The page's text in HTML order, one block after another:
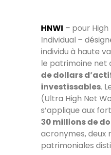
HNWI – pour
Individual –
individu à haute
le patrimoine net
de dollars
investissables.
(Ultra High Net
s’applique aux
30 millions de
acronymes, deux
patrimoniales